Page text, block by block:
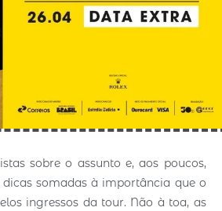
sobre o assunto e, aos poucos,
somadas à importância que o
ingressos da tour. Não à toa, as